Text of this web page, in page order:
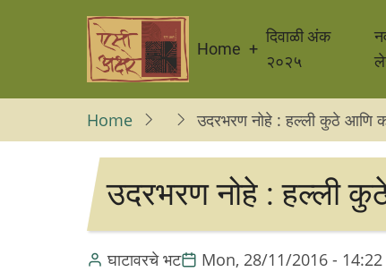
navigation
Home
दिवाळी अंक
२०२५
Home उदरभरण नोहे : हल्ली कुठे आणि
उदरभरण नोहे : हल्ली
घाटावरचे भट Mon, 28/11/2016 - 14:22